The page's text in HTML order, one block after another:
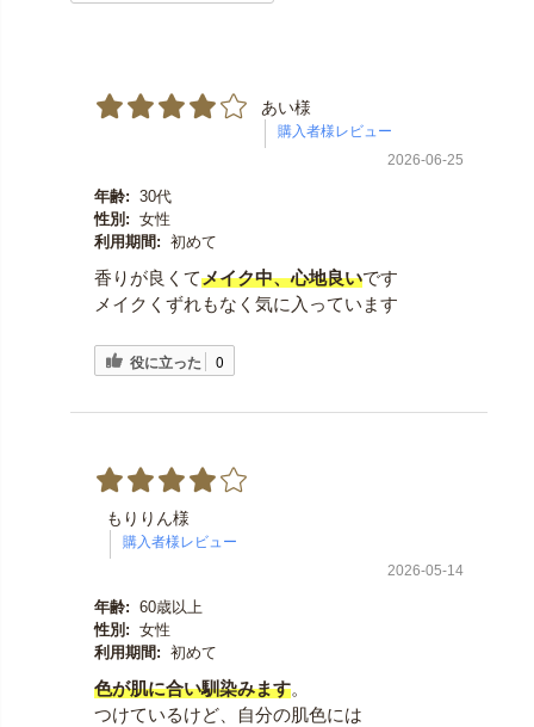
あい様
2026-06-25
年齢: 30代
性別: 女性
利用期間: 初めて
香りが良くてメイク中、心地良いです
メイクくずれもなく気に入っています
役に立った 0
もりりん様
2026-05-14
年齢: 60歳以上
性別: 女性
利用期間: 初めて
色が肌に合い馴染みます。
つけているけど、自分の肌色には